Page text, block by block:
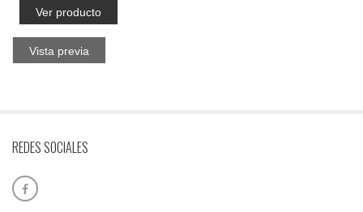
Ver producto
Vista previa
REDES SOCIALES